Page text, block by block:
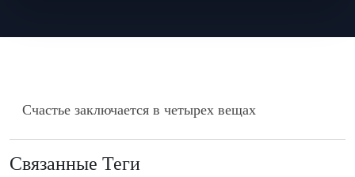
Счастье заключается в четырех вещах
Связанные Теги